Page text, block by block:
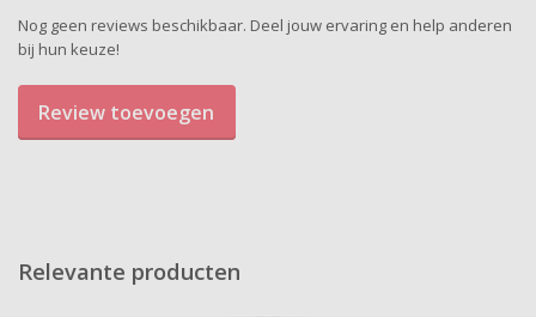
Nog geen reviews beschikbaar. Deel jouw ervaring en help anderen
bij hun keuze!
Review toevoegen
Relevante producten